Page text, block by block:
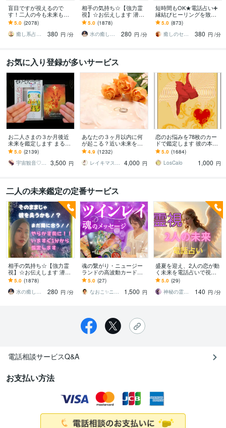
盲目ですが視えるので
す！二人の今も未来もひ
らきます 二人の行き着く
先を視たうえで一番幸せ
なご縁の結び方へ導きま
5.0 (2078)
癒し系占い師 まるタロー
380 円 /分
相手の気持ち☆【強力霊
視】☆お伝えします 潜在
意識・魂の声を読み解き
お相手の本音を明かしま
す
5.0 (1878)
水の癒し手 魂の救済 Aqua Ray
280 円 /分
短時間もOK★電話占い➕
縁結びヒーリングを致し
ます 霊感☆タロット☆占
星術☆縁結びヒーリング
の嬉しいセット♡
5.0 (873)
癒しのセラピーサロン☪️セレイ
380 円 /分
お気に入り登録が多いサービス
お二人さまの３か月後近
未来を鑑定します まるで
対面鑑定★アナタだけの
特別な本気動画をお届け
します
5.0 (2139)
宇宙観音♡白風結唯水
3,500 円
あなたの３ヶ月以内に何
が起こる？近い未来を視
ます あなたのハイヤーセ
ルフに繋がり今後どうな
るのかをリーディング
4.9 (1232)
レイキマスター琴
4,000 円
恋のお悩みを78枚のカー
ドで鑑定します 彼の本
音・恋の行方が気になる
あなたへ
5.0 (1684)
LosCalo
1,000 円
二人の未来鑑定の定番サービス
相手の気持ち☆【強力霊
視】☆お伝えします 潜在
意識・魂の声を読み解き
お相手の本音を明かしま
す
5.0 (1878)
水の癒し手 魂の救済 Aqua Ray
280 円 /分
魂の繋がり・ニュージー
ランドの高波動カードで
視ます ツインレイの絆へ
❤️愛と気づきのスピリチ
ュアルメッセージ
5.0 (27)
なおこ✨ニュージーランドNo1鑑定士✨
1,500 円
盛夏を迎え、2人の恋が動
く未来を電話占いで視ま
す 琉球の神秘なエネルギ
ーと占星術・霊視で天命
と運命を導きます☆
5.0 (29)
神秘の霊視⭐結月（Yuzuki）
140 円 /分
電話相談サービスQ&A
お支払い方法